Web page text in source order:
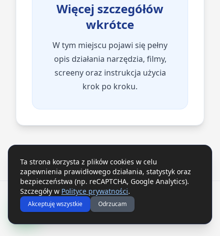
Więcej szczegółów
wkrótce
W tym miejscu pojawi się pełny
opis działania narzędzia, filmy,
screeny oraz instrukcja użycia
krok po kroku.
Ta strona korzysta z plików cookies w celu
zapewnienia prawidłowego działania, statystyk oraz
bezpieczeństwa (np. reCAPTCHA, Google Analytics).
Szczegóły w Polityce prywatności.
Akceptuję wszystkie Odrzucam
2026Robomach – Wszelkie prawa zastrzeżone.
prywatności i cookies